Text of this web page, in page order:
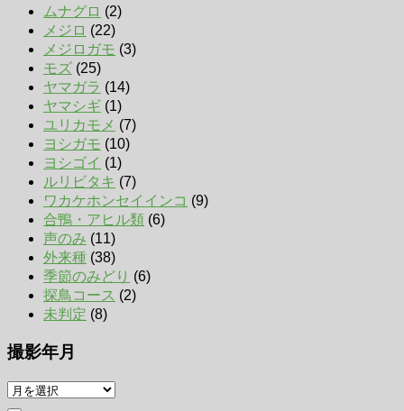
ムナグロ (2)
メジロ (22)
メジロガモ (3)
モズ (25)
ヤマガラ (14)
ヤマシギ (1)
ユリカモメ (7)
ヨシガモ (10)
ヨシゴイ (1)
ルリビタキ (7)
ワカケホンセイインコ (9)
合鴨・アヒル類 (6)
声のみ (11)
外来種 (38)
季節のみどり (6)
探鳥コース (2)
未判定 (8)
撮影年月
撮
影